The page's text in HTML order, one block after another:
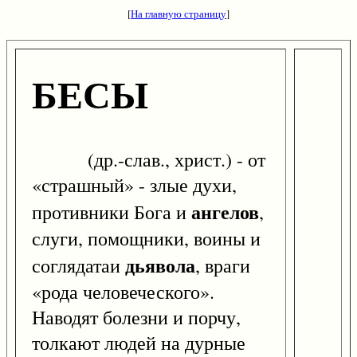
[На главную страницу]
БЕСЫ
(др.-слав., христ.) - от
«страшный» - злые духи,
противники Бога иангелов,
слуги, помощники, воины и
соглядатаидьявола, враги
«рода человеческого».
Наводят болезни и порчу,
толкают людей на дурные